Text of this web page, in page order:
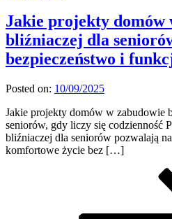
Jakie projekty domów
bliźniaczej dla
bezpieczeństwo i
Posted on: 10/09/2025
Jakie projekty domów w zabudowie
seniorów, gdy liczy się codzienność
bliźniaczej dla seniorów pozwalają
komfortowe życie bez […]